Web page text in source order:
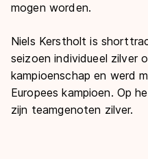
mogen worden.
Niels Kerstholt is
seizoen individueel zilver
kampioenschap en werd
Europees kampioen. Op
zijn teamgenoten zilver.